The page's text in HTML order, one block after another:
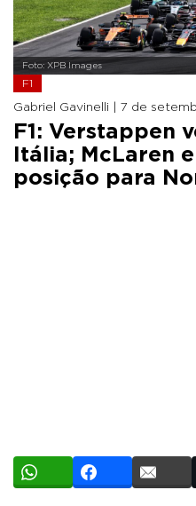
Foto: XPB Images
F1
Gabriel Gavinelli | 7 de
F1: Verstappen
Itália; McLaren
posição para